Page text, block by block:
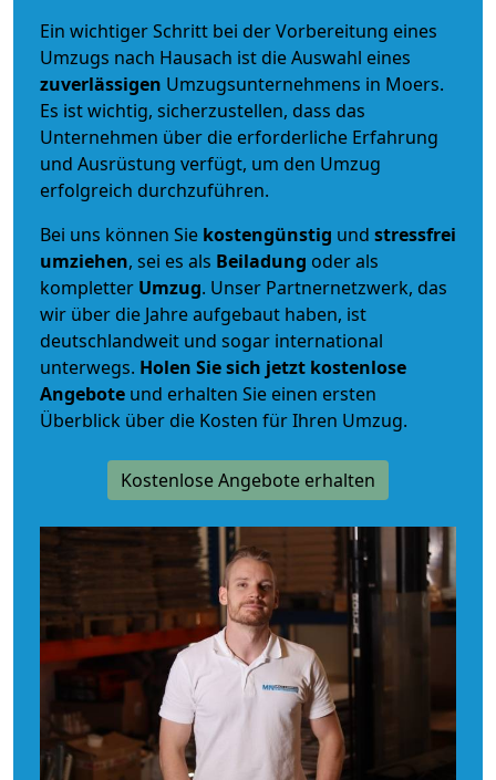
Ein wichtiger Schritt bei der Vorbereitung eines
Umzugs nach Hausach ist die Auswahl eines
zuverlässigen Umzugsunternehmens in Moers.
Es ist wichtig, sicherzustellen, dass das
Unternehmen über die erforderliche Erfahrung
und Ausrüstung verfügt, um den Umzug
erfolgreich durchzuführen.
Bei uns können Sie kostengünstig und stressfrei
umziehen, sei es als Beiladung oder als
kompletter Umzug. Unser Partnernetzwerk, das
wir über die Jahre aufgebaut haben, ist
deutschlandweit und sogar international
unterwegs. Holen Sie sich jetzt kostenlose
Angebote und erhalten Sie einen ersten
Überblick über die Kosten für Ihren Umzug.
Kostenlose Angebote erhalten